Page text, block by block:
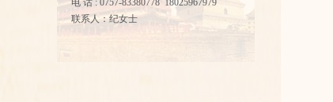
电 话 : 0757-83380778 18025967979
联系人：纪女士